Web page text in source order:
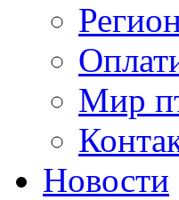
Мир
Новости